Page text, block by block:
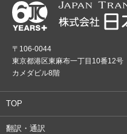
〒106-0044
東京都港区東麻布一丁目10番12号
カメダビル8階
TOP
翻訳・通訳